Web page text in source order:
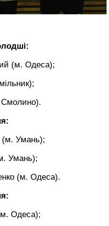
(м. Одеса);
Смолино).
(м. Умань);
Умань);
(м. Одеса).
Одеса);